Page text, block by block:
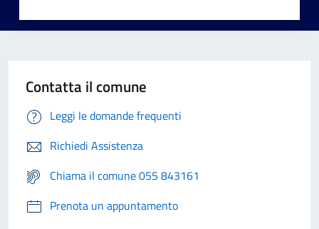
Contatta il comune
Leggi le domande frequenti
Richiedi Assistenza
Chiama il comune 055 843161
Prenota un appuntamento